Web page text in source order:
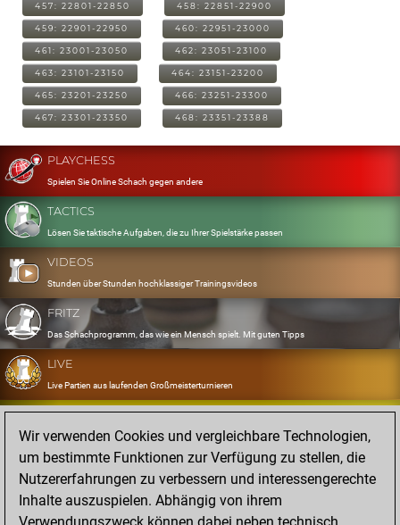
457: 22801-22850 458: 22851-22900
459: 22901-22950 460: 22951-23000
461: 23001-23050 462: 23051-23100
463: 23101-23150 464: 23151-23200
465: 23201-23250 466: 23251-23300
467: 23301-23350 468: 23351-23388
PLAYCHESS
Spielen Sie Online Schach gegen andere
TACTICS
Lösen Sie taktische Aufgaben, die zu Ihrer Spielstärke passen
VIDEOS
Stunden über Stunden hochklassiger Trainingsvideos
FRITZ
Das Schachprogramm, das wie ein Mensch spielt. Mit guten Tipps
LIVE
Live Partien aus laufenden Großmeisterturnieren
OPENINGS
Erfassen und Üben Sie Ihr Eröffnungsrepertoire
DATABASE
Acht Millionen starke Partien
MYGAMES
Wir verwenden Cookies und vergleichbare Technologien,
um bestimmte Funktionen zur Verfügung zu stellen, die
Nutzererfahrungen zu verbessern und interessengerechte
Inhalte auszuspielen. Abhängig von ihrem